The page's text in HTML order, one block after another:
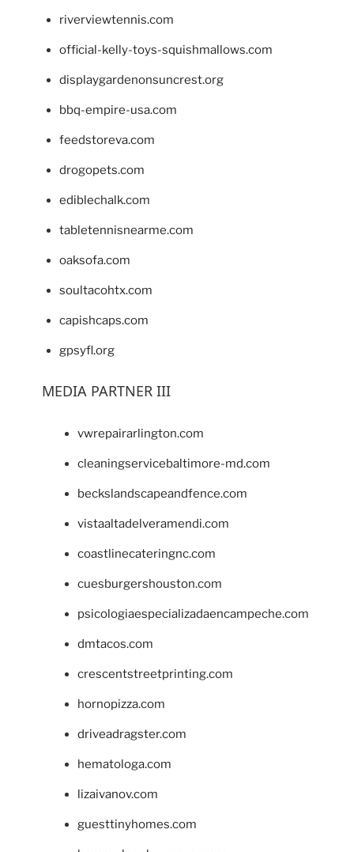
riverviewtennis.com
official-kelly-toys-squishmallows.com
displaygardenonsuncrest.org
bbq-empire-usa.com
feedstoreva.com
drogopets.com
ediblechalk.com
tabletennisnearme.com
oaksofa.com
soultacohtx.com
capishcaps.com
gpsyfl.org
MEDIA PARTNER III
vwrepairarlington.com
cleaningservicebaltimore-md.com
beckslandscapeandfence.com
vistaaltadelveramendi.com
coastlinecateringnc.com
cuesburgershouston.com
psicologiaespecializadaencampeche.com
dmtacos.com
crescentstreetprinting.com
hornopizza.com
driveadragster.com
hematologa.com
lizaivanov.com
guesttinyhomes.com